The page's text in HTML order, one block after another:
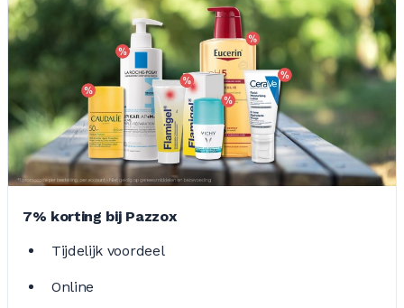
7% korting bij Pazzox
Tijdelijk voordeel
Online